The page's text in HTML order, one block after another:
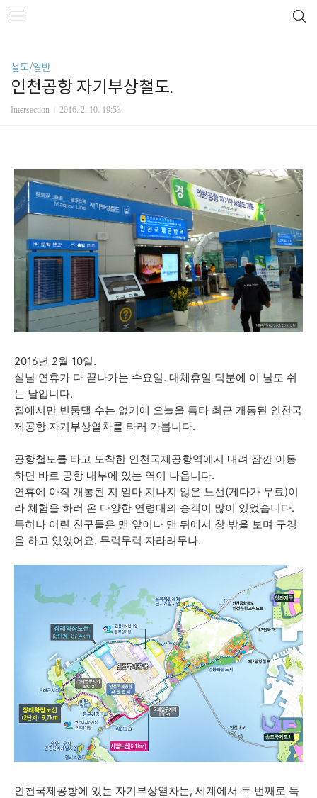
철도/일반
인천공항 자기부상철도.
Intersection 2016. 2. 10. 19:53
2016년 2월 10일.
설날 연휴가 다 끝나가는 수요일. 대체휴일 덕분에 이 날도 쉬
는 날입니다.
집에서만 빈둥댈 수는 없기에 오늘을 틈타 최근 개통된 인천국
제공항 자기부상열차를 타러 가봅니다.
공항철도를 타고 도착한 인천국제공항역에서 내려 잠깐 이동
하면 바로 공항 내부에 있는 역이 나옵니다.
연휴에 아직 개통된 지 얼마 지나지 않은 노선(게다가 무료)이
라 체험을 하러 온 다양한 연령대의 승객이 많이 있었습니다.
특히나 어린 친구들은 맨 앞이나 맨 뒤에서 창 밖을 보며 구경
을 하고 있었어요. 무럭무럭 자라려무나.
인천국제공항에 있는 자기부상열차는, 세계에서 두 번째로 독